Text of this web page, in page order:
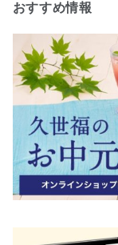
おすすめ情報